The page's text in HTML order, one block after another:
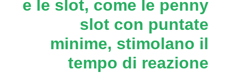
e le slot, come le penny
slot con puntate
minime, stimolano il
tempo di reazione